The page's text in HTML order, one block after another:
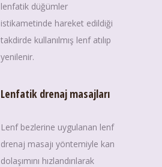
lenfatik düğümler
istikametinde hareket edildiği
takdirde kullanılmış lenf atılıp
yenilenir.
Lenfatik drenaj masajları
Lenf bezlerine uygulanan lenf
drenaj masajı yöntemiyle kan
dolaşımını hızlandırılarak